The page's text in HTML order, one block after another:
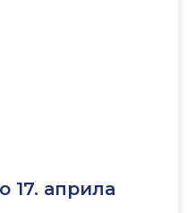
17. априла